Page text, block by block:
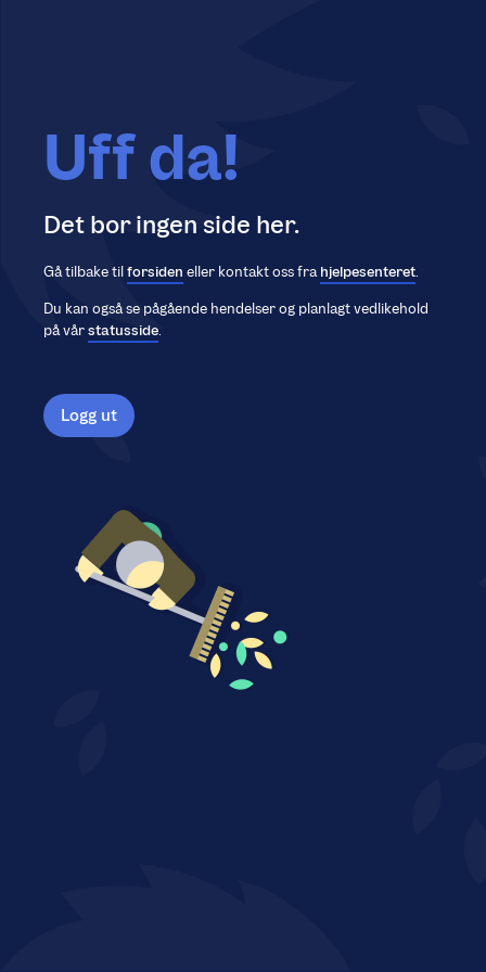
Uff da!
Det bor ingen side her.
Gå tilbake tilforsiden eller kontakt oss frahjelpesenteret.
Du kan også se pågående hendelser og planlagt vedlikehold
på vårstatusside.
Logg ut